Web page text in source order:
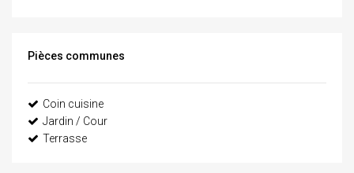
Pièces communes
Coin cuisine
Jardin / Cour
Terrasse